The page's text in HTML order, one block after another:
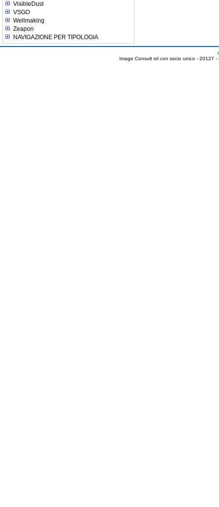
VisibleDust
VSGO
Wellmaking
Zeapon
NAVIGAZIONE PER TIPOLOGIA
Image Consult srl con socio unico - 20127